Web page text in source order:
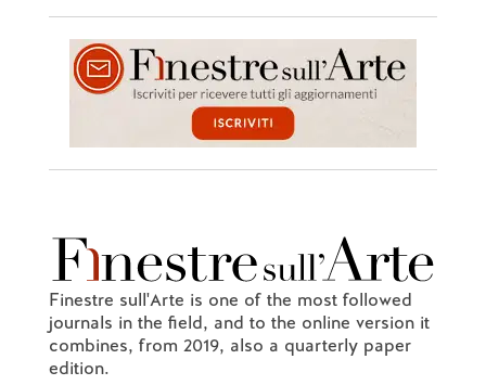
Finestre sull'Arte is one of the most followed
journals in the field, and to the online version it
combines, from 2019, also a quarterly paper
edition.